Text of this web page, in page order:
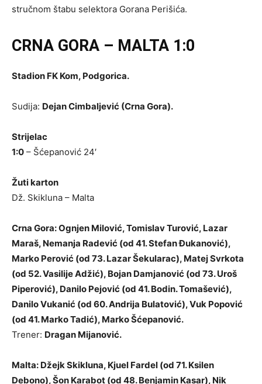
stručnom štabu selektora Gorana Perišića.
CRNA GORA – MALTA 1:0
Stadion FK Kom, Podgorica.
Sudija: Dejan Cimbaljević (Crna Gora).
Strijelac
1:0 – Šćepanović 24′
Žuti karton
Dž. Skikluna – Malta
Crna Gora: Ognjen Milović, Tomislav Turović, Lazar
Maraš, Nemanja Radević (od 41. Stefan Đukanović),
Marko Perović (od 73. Lazar Šekularac), Matej Svrkota
(od 52. Vasilije Adžić), Bojan Damjanović (od 73. Uroš
Piperović), Danilo Pejović (od 41. Bodin. Tomašević),
Danilo Vukanić (od 60. Andrija Bulatović), Vuk Popović
(od 41. Marko Tadić), Marko Šćepanović.
Trener: Dragan Mijanović.
Malta: Džejk Skikluna, Kjuel Fardel (od 71. Ksilen
Debono), Šon Karabot (od 48. Benjamin Kasar), Nik